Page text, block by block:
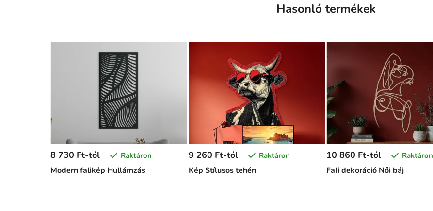
Hasonló termékek
Modern falikép Hullámzás
8 730 Ft-tól Raktáron
Kép Stílusos tehén
9 260 Ft-tól Raktáron
Fali dekoráció Női báj
10 860 Ft-tól Raktáron